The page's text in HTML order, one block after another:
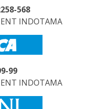
568
INDOTAMA
99
INDOTAMA